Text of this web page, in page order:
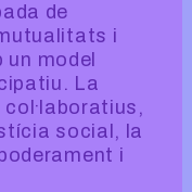
de
i
model
La
social, la
i